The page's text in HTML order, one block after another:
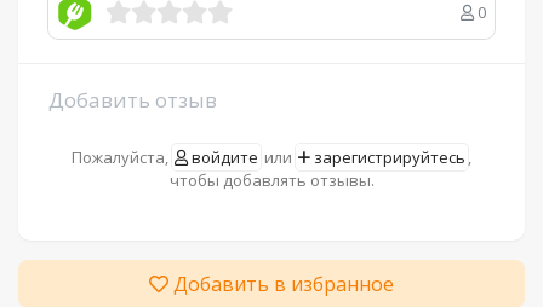
0
Добавить отзыв
Пожалуйста, войдите или зарегистрируйтесь ,
чтобы добавлять отзывы.
Добавить в избранное